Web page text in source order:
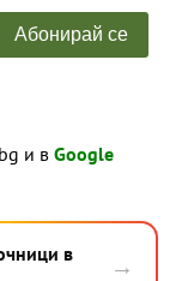
и в Google
в
→